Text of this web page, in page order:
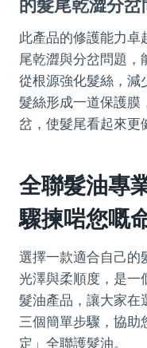
的髮尾乾澀分岔
此產品的修護能力卓
尾乾澀與分岔問題，
從根源強化髮絲，減
髮絲形成一道保護膜
岔，使髮尾看起來更
全聯髮油專
驟揀啱您嘅
選擇一款適合自己的
光澤與柔順度，是一
髮油產品，讓大家在
三個簡單步驟，協助
定」全聯護髮油。